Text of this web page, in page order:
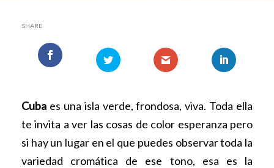
SHARE
Cuba es una isla verde, frondosa, viva. Toda ella
te invita a ver las cosas de color esperanza pero
si hay un lugar en el que puedes observar toda la
variedad cromática de ese tono, esa es la